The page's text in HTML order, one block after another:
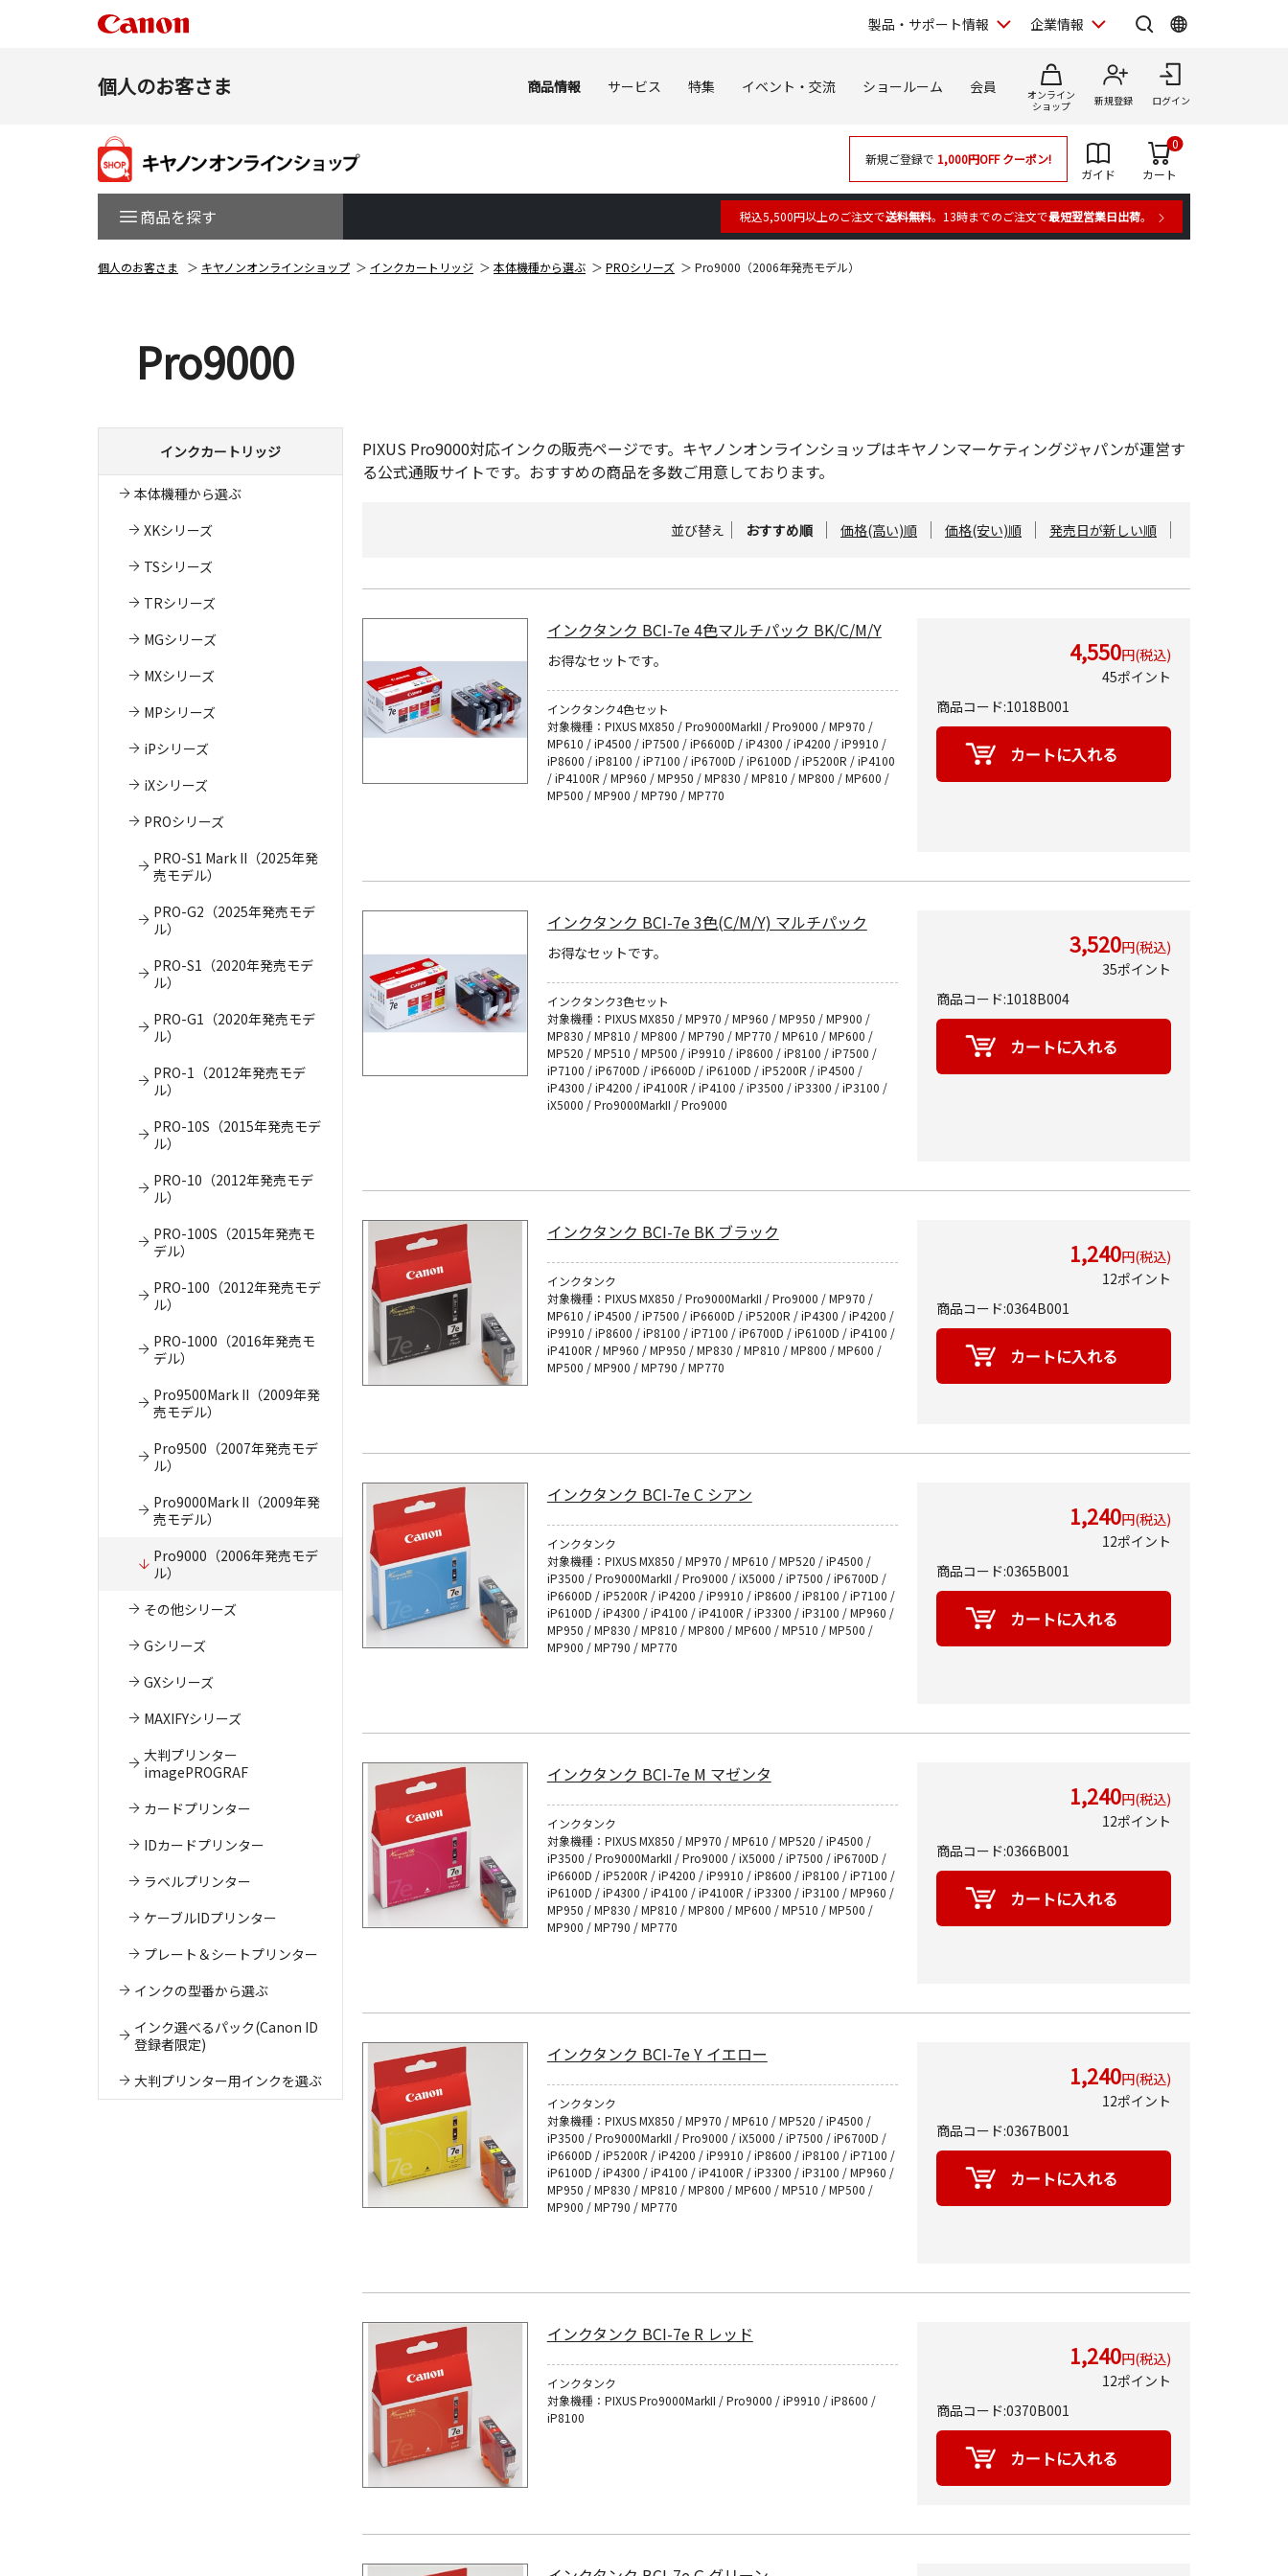
製品・サポート情報 企業情報
個人のお客さま 商品情報 サービス 特集 イベント・交流 ショールーム 会員
オンライン
ショップ
新規登録 ログイン
商品を探す
新規ご登録で 1,000円OFFクーポン!
ガイド
カート
0
税込5,500円以上のご注文で送料無料。13時までのご注文で最短翌営業日出荷。
個人のお客さま キヤノンオンラインショップ インクカートリッジ 本体機種から選ぶ PROシリーズ Pro9000（2006年発売モデル）
Pro9000
インクカートリッジ
本体機種から選ぶ
XKシリーズ
TSシリーズ
TRシリーズ
MGシリーズ
MXシリーズ
MPシリーズ
iPシリーズ
iXシリーズ
PROシリーズ
PRO-S1 Mark II（2025年発
売モデル）
PRO-G2（2025年発売モデ
ル）
PRO-S1（2020年発売モデ
ル）
PRO-G1（2020年発売モデ
ル）
PRO-1（2012年発売モデ
ル）
PRO-10S（2015年発売モデ
ル）
PRO-10（2012年発売モデ
ル）
PRO-100S（2015年発売モ
デル）
PRO-100（2012年発売モデ
ル）
PRO-1000（2016年発売モ
デル）
Pro9500Mark II（2009年発
売モデル）
Pro9500（2007年発売モデ
ル）
Pro9000Mark II（2009年発
売モデル）
Pro9000（2006年発売モデ
ル）
その他シリーズ
Gシリーズ
GXシリーズ
MAXIFYシリーズ
大判プリンター
imagePROGRAF
カードプリンター
IDカードプリンター
ラベルプリンター
ケーブルIDプリンター
プレート＆シートプリンター
インクの型番から選ぶ
インク選べるパック(Canon ID
登録者限定)
大判プリンター用インクを選ぶ
PIXUS Pro9000対応インクの販売ページです。キヤノンオンラインショップはキヤノンマーケティングジャパンが運営す
る公式通販サイトです。おすすめの商品を多数ご用意しております。
並び替え おすすめ順 価格(高い)順 価格(安い)順 発売日が新しい順
インクタンク BCI-7e 4色マルチパック BK/C/M/Y
お得なセットです。
インクタンク4色セット
対象機種：PIXUS MX850 / Pro9000MarkII / Pro9000 / MP970 /
MP610 / iP4500 / iP7500 / iP6600D / iP4300 / iP4200 / iP9910 /
iP8600 / iP8100 / iP7100 / iP6700D / iP6100D / iP5200R / iP4100
/ iP4100R / MP960 / MP950 / MP830 / MP810 / MP800 / MP600 /
MP500 / MP900 / MP790 / MP770
4,550円(税込)
45ポイント
商品コード:1018B001
インクタンク BCI-7e 3色(C/M/Y) マルチパック
お得なセットです。
インクタンク3色セット
対象機種：PIXUS MX850 / MP970 / MP960 / MP950 / MP900 /
MP830 / MP810 / MP800 / MP790 / MP770 / MP610 / MP600 /
MP520 / MP510 / MP500 / iP9910 / iP8600 / iP8100 / iP7500 /
iP7100 / iP6700D / iP6600D / iP6100D / iP5200R / iP4500 /
iP4300 / iP4200 / iP4100R / iP4100 / iP3500 / iP3300 / iP3100 /
iX5000 / Pro9000MarkII / Pro9000
3,520円(税込)
35ポイント
商品コード:1018B004
インクタンク BCI-7e BK ブラック
インクタンク
対象機種：PIXUS MX850 / Pro9000MarkII / Pro9000 / MP970 /
MP610 / iP4500 / iP7500 / iP6600D / iP5200R / iP4300 / iP4200 /
iP9910 / iP8600 / iP8100 / iP7100 / iP6700D / iP6100D / iP4100 /
iP4100R / MP960 / MP950 / MP830 / MP810 / MP800 / MP600 /
MP500 / MP900 / MP790 / MP770
1,240円(税込)
12ポイント
商品コード:0364B001
インクタンク BCI-7e C シアン
インクタンク
対象機種：PIXUS MX850 / MP970 / MP610 / MP520 / iP4500 /
iP3500 / Pro9000MarkII / Pro9000 / iX5000 / iP7500 / iP6700D /
iP6600D / iP5200R / iP4200 / iP9910 / iP8600 / iP8100 / iP7100 /
iP6100D / iP4300 / iP4100 / iP4100R / iP3300 / iP3100 / MP960 /
MP950 / MP830 / MP810 / MP800 / MP600 / MP510 / MP500 /
MP900 / MP790 / MP770
1,240円(税込)
12ポイント
商品コード:0365B001
インクタンク BCI-7e M マゼンタ
インクタンク
対象機種：PIXUS MX850 / MP970 / MP610 / MP520 / iP4500 /
iP3500 / Pro9000MarkII / Pro9000 / iX5000 / iP7500 / iP6700D /
iP6600D / iP5200R / iP4200 / iP9910 / iP8600 / iP8100 / iP7100 /
iP6100D / iP4300 / iP4100 / iP4100R / iP3300 / iP3100 / MP960 /
MP950 / MP830 / MP810 / MP800 / MP600 / MP510 / MP500 /
MP900 / MP790 / MP770
1,240円(税込)
12ポイント
商品コード:0366B001
インクタンク BCI-7e Y イエロー
インクタンク
対象機種：PIXUS MX850 / MP970 / MP610 / MP520 / iP4500 /
iP3500 / Pro9000MarkII / Pro9000 / iX5000 / iP7500 / iP6700D /
iP6600D / iP5200R / iP4200 / iP9910 / iP8600 / iP8100 / iP7100 /
iP6100D / iP4300 / iP4100 / iP4100R / iP3300 / iP3100 / MP960 /
MP950 / MP830 / MP810 / MP800 / MP600 / MP510 / MP500 /
MP900 / MP790 / MP770
1,240円(税込)
12ポイント
商品コード:0367B001
インクタンク BCI-7e R レッド
インクタンク
対象機種：PIXUS Pro9000MarkII / Pro9000 / iP9910 / iP8600 /
iP8100
1,240円(税込)
12ポイント
商品コード:0370B001